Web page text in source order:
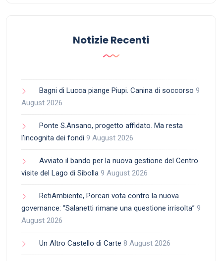
Notizie Recenti
Bagni di Lucca piange Piupi. Canina di soccorso 9
August 2026
Ponte S.Ansano, progetto affidato. Ma resta
l’incognita dei fondi 9 August 2026
Avviato il bando per la nuova gestione del Centro
visite del Lago di Sibolla 9 August 2026
RetiAmbiente, Porcari vota contro la nuova
governance: “Salanetti rimane una questione irrisolta” 9
August 2026
Un Altro Castello di Carte 8 August 2026